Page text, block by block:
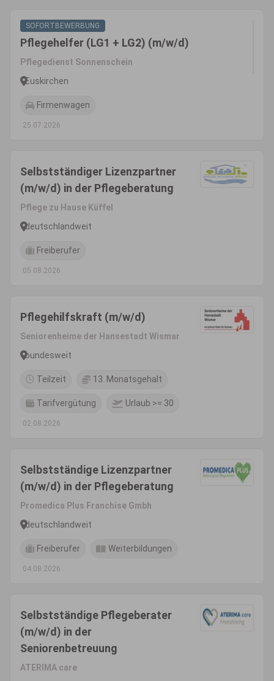
SOFORTBEWERBUNG
Pflegehelfer (LG1 + LG2) (m/w/d)
Pflegedienst Sonnenschein
Euskirchen
Firmenwagen
25.07.2026
Selbstständiger Lizenzpartner
(m/w/d) in der Pflegeberatung
Pflege zu Hause Küffel
deutschlandweit
Freiberufer
05.08.2026
Pflegehilfskraft (m/w/d)
Seniorenheime der Hansestadt Wismar
bundesweit
Teilzeit 13. Monatsgehalt
Tarifvergütung Urlaub >= 30
02.08.2026
Selbstständige Lizenzpartner
(m/w/d) in der Pflegeberatung
Promedica Plus Franchise Gmbh
deutschlandweit
Freiberufer Weiterbildungen
04.08.2026
Selbstständige Pflegeberater
(m/w/d) in der
Seniorenbetreuung
ATERIMA care